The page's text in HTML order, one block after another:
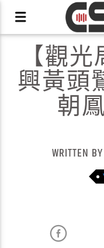
【觀
興黃頭
朝
WRITTEN BY